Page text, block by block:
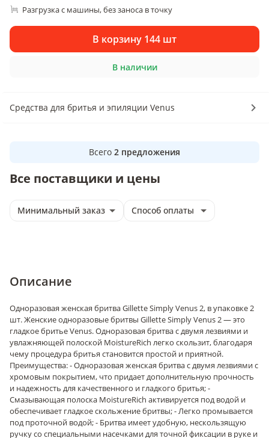
Разгрузка с машины, без заноса в точку
В корзину 144 шт
В наличии
Средства для бритья и эпиляции Venus
Всего 2 предложения
Все поставщики и цены
Минимальный заказ Способ оплаты
Описание
Одноразовая женская бритва Gillette Simply Venus 2, в упаковке 2
шт. Женские одноразовые бритвы Gillette Simply Venus 2 — это
гладкое бритье Venus. Одноразовая бритва с двумя лезвиями и
увлажняющей полоской MoistureRich легко скользит, благодаря
чему процедура бритья становится простой и приятной.
Преимущества: - Одноразовая женская бритва с двумя лезвиями с
хромовым покрытием, что придает дополнительную прочность
и надежность для качественного и гладкого бритья; -
Смазывающая полоска MoistureRich активируется под водой и
обеспечивает гладкое скольжение бритвы; - Легко промывается
под проточной водой; - Бритва имеет удобную, нескользящую
ручку со специальными насечками для точной фиксации в руке и